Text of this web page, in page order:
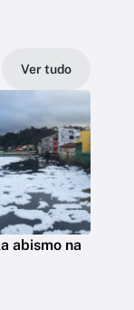
Ver tudo
abismo na